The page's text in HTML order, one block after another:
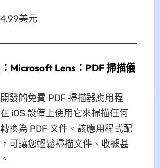
美元
Microsoft Lens：PDF 掃描儀
發的免費 PDF 掃描器應用程
iOS 設備上使用它來掃描任何
換為 PDF 文件。該應用程式配
可讓您輕鬆掃描文件、收據甚